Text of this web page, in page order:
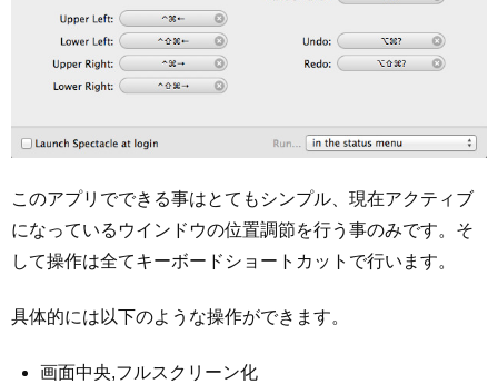
このアプリでできる事はとてもシンプル、現在アクティブ
になっているウインドウの位置調節を行う事のみです。そ
して操作は全てキーボードショートカットで行います。
具体的には以下のような操作ができます。
画面中央,フルスクリーン化